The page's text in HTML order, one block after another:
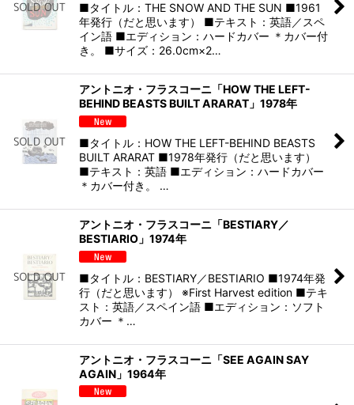
■タイトル：THE SNOW AND THE SUN ■1961
年発行（だと思います） ■テキスト：英語／スペ
イン語 ■エディション：ハードカバー ＊カバー付
き。 ■サイズ：26.0cm×2…
アントニオ・フラスコーニ「HOW THE LEFT-
BEHIND BEASTS BUILT ARARAT」1978年
■タイトル：HOW THE LEFT-BEHIND BEASTS
BUILT ARARAT ■1978年発行（だと思います）
■テキスト：英語 ■エディション：ハードカバー
＊カバー付き。 …
アントニオ・フラスコーニ「BESTIARY／
BESTIARIO」1974年
■タイトル：BESTIARY／BESTIARIO ■1974年発
行（だと思います） ※First Harvest edition ■テキ
スト：英語／スペイン語 ■エディション：ソフト
カバー ＊…
アントニオ・フラスコーニ「SEE AGAIN SAY
AGAIN」1964年